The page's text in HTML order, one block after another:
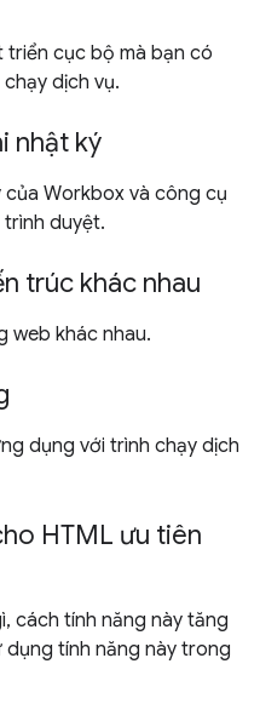
triển cục bộ mà bạn có
dịch vụ.
nhật ký
Workbox và công cụ
duyệt.
trúc khác nhau
web khác nhau.
dụng với trình chạy dịch
HTML ưu tiên
cách tính năng này tăng
tính năng này trong